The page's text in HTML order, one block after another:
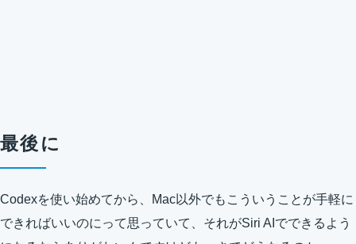
最後に
Codexを使い始めてから、Mac以外でもこういうことが手軽に
できればいいのにって思っていて、それがSiri AIでできるよう